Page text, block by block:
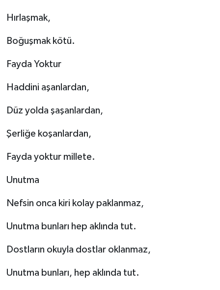
Hırlaşmak,
Boğuşmak kötü.
Fayda Yoktur
Haddini aşanlardan,
Düz yolda şaşanlardan,
Şerliğe koşanlardan,
Fayda yoktur millete.
Unutma
Nefsin onca kiri kolay paklanmaz,
Unutma bunları hep aklında tut.
Dostların okuyla dostlar oklanmaz,
Unutma bunları, hep aklında tut.